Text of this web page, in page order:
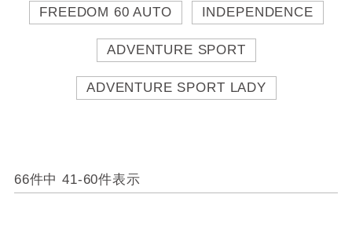
FREEDOM 60 AUTO INDEPENDENCE
ADVENTURE SPORT
ADVENTURE SPORT LADY
66件中 41-60件表示